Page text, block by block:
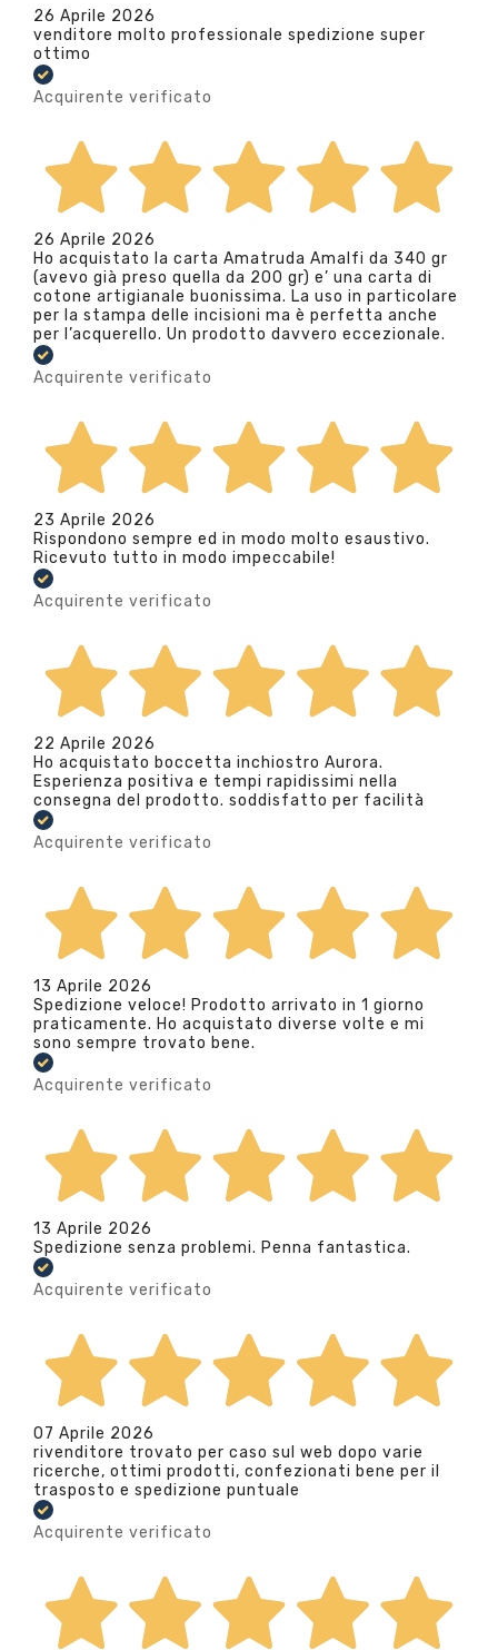
26 Aprile 2026
venditore molto professionale spedizione super
ottimo
Acquirente verificato
26 Aprile 2026
Ho acquistato la carta Amatruda Amalfi da 340 gr
(avevo già preso quella da 200 gr) e’ una carta di
cotone artigianale buonissima. La uso in particolare
per la stampa delle incisioni ma è perfetta anche
per l’acquerello. Un prodotto davvero eccezionale.
Acquirente verificato
23 Aprile 2026
Rispondono sempre ed in modo molto esaustivo.
Ricevuto tutto in modo impeccabile!
Acquirente verificato
22 Aprile 2026
Ho acquistato boccetta inchiostro Aurora.
Esperienza positiva e tempi rapidissimi nella
consegna del prodotto. soddisfatto per facilità
Acquirente verificato
13 Aprile 2026
Spedizione veloce! Prodotto arrivato in 1 giorno
praticamente. Ho acquistato diverse volte e mi
sono sempre trovato bene.
Acquirente verificato
13 Aprile 2026
Spedizione senza problemi. Penna fantastica.
Acquirente verificato
07 Aprile 2026
rivenditore trovato per caso sul web dopo varie
ricerche, ottimi prodotti, confezionati bene per il
trasposto e spedizione puntuale
Acquirente verificato